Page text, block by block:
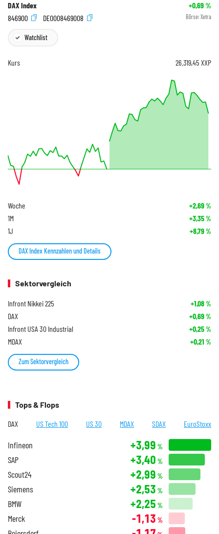
DAX Index +0,69%
846900
DE0008469008 Börse: Xetra
Watchlist
Kurs 26.319,45 XXP
Woche +2,69%
1M +3,35%
1J +8,79%
DAX Index Kennzahlen und Details
Sektorvergleich
Infront Nikkei 225 +1,08%
DAX +0,69%
Infront USA 30 Industrial +0,25%
MDAX +0,21 %
Zum Sektorvergleich
Tops & Flops
DAX US Tech 100 US 30 MDAX SDAX EuroStoxx
Infineon +3,99 %
SAP +3,40 %
Scout24 +2,99 %
Siemens +2,53 %
BMW +2,25 %
Merck -1,13 %